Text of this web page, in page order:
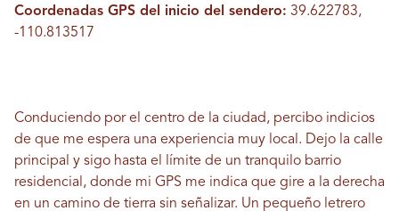
Coordenadas GPS del inicio del sendero: 39.622783,
-110.813517
Conduciendo por el centro de la ciudad, percibo indicios
de que me espera una experiencia muy local. Dejo la calle
principal y sigo hasta el límite de un tranquilo barrio
residencial, donde mi GPS me indica que gire a la derecha
en un camino de tierra sin señalizar. Un pequeño letrero